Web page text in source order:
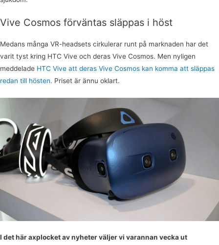
Vive Cosmos förväntas släppas i höst
Medans många VR-headsets cirkulerar runt på marknaden har det
varit tyst kring HTC Vive och deras Vive Cosmos. Men nyligen
meddelade HTC Vive att deras Vive Cosmos kan komma att släppas
redan till hösten. Priset är ännu oklart.
I det här axplocket av nyheter väljer vi varannan vecka ut